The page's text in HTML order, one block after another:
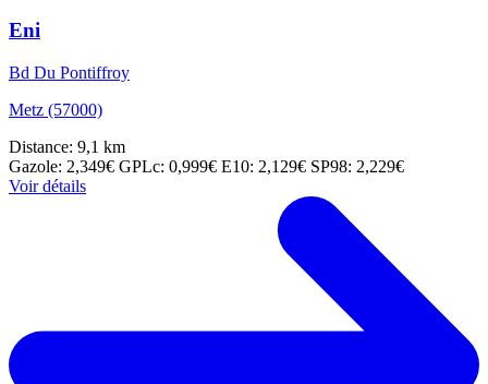
Eni
Bd Du Pontiffroy
Metz (57000)
Distance: 9,1 km
Gazole: 2,349€ GPLc: 0,999€ E10: 2,129€ SP98: 2,229€
Voir détails